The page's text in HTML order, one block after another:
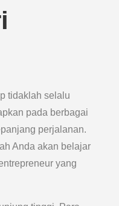
tidaklah selalu
pada berbagai
perjalanan.
Anda akan belajar
yang